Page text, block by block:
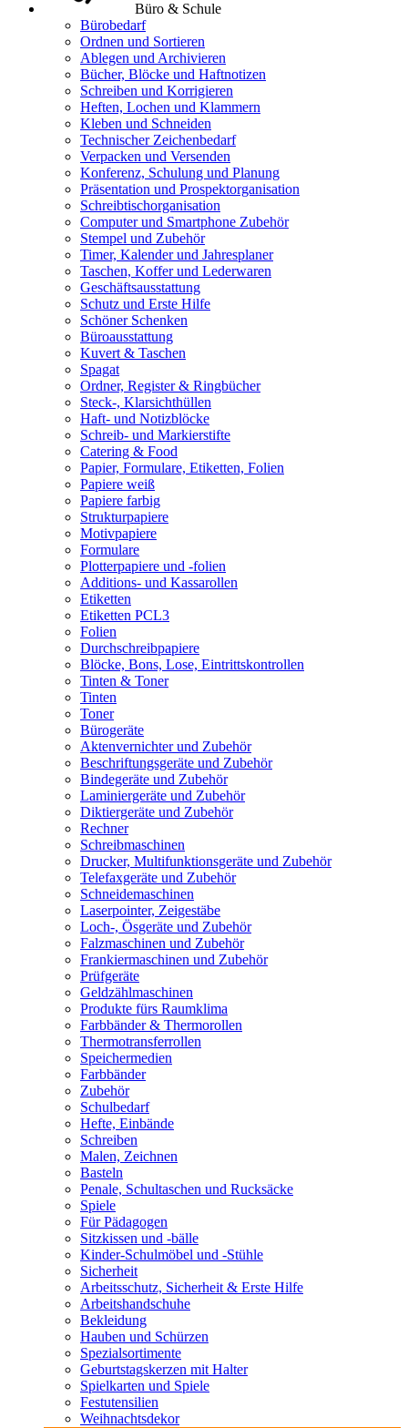
Büro & Schule
Bürobedarf
Ordnen und Sortieren
Ablegen und Archivieren
Bücher, Blöcke und Haftnotizen
Schreiben und Korrigieren
Heften, Lochen und Klammern
Kleben und Schneiden
Technischer Zeichenbedarf
Verpacken und Versenden
Konferenz, Schulung und Planung
Präsentation und Prospektorganisation
Schreibtischorganisation
Computer und Smartphone Zubehör
Stempel und Zubehör
Timer, Kalender und Jahresplaner
Taschen, Koffer und Lederwaren
Geschäftsausstattung
Schutz und Erste Hilfe
Schöner Schenken
Büroausstattung
Kuvert & Taschen
Spagat
Ordner, Register & Ringbücher
Steck-, Klarsichthüllen
Haft- und Notizblöcke
Schreib- und Markierstifte
Catering & Food
Papier, Formulare, Etiketten, Folien
Papiere weiß
Papiere farbig
Strukturpapiere
Motivpapiere
Formulare
Plotterpapiere und -folien
Additions- und Kassarollen
Etiketten
Etiketten PCL3
Folien
Durchschreibpapiere
Blöcke, Bons, Lose, Eintrittskontrollen
Tinten & Toner
Tinten
Toner
Bürogeräte
Aktenvernichter und Zubehör
Beschriftungsgeräte und Zubehör
Bindegeräte und Zubehör
Laminiergeräte und Zubehör
Diktiergeräte und Zubehör
Rechner
Schreibmaschinen
Drucker, Multifunktionsgeräte und Zubehör
Telefaxgeräte und Zubehör
Schneidemaschinen
Laserpointer, Zeigestäbe
Loch-, Ösgeräte und Zubehör
Falzmaschinen und Zubehör
Frankiermaschinen und Zubehör
Prüfgeräte
Geldzählmaschinen
Produkte fürs Raumklima
Farbbänder & Thermorollen
Thermotransferrollen
Speichermedien
Farbbänder
Zubehör
Schulbedarf
Hefte, Einbände
Schreiben
Malen, Zeichnen
Basteln
Penale, Schultaschen und Rucksäcke
Spiele
Für Pädagogen
Sitzkissen und -bälle
Kinder-Schulmöbel und -Stühle
Sicherheit
Arbeitsschutz, Sicherheit & Erste Hilfe
Arbeitshandschuhe
Bekleidung
Hauben und Schürzen
Spezialsortimente
Geburtstagskerzen mit Halter
Spielkarten und Spiele
Festutensilien
Weihnachtsdekor